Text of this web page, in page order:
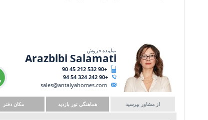
نماینده فروش
Arazbibi Salamati
+90 532 212 45 90
+90 242 324 54 94
sales@antalyahomes.com
از مشاور بپرسید هماهنگی تور بازدید مکان دفتر